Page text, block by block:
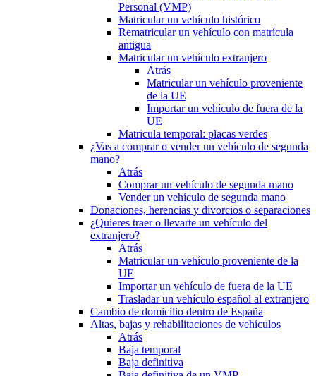
Personal (VMP)
Matricular un vehículo histórico
Rematricular un vehículo con matrícula
antigua
Matricular un vehículo extranjero
Atrás
Matricular un vehículo proveniente
de la UE
Importar un vehículo de fuera de la
UE
Matricula temporal: placas verdes
¿Vas a comprar o vender un vehículo de segunda
mano?
Atrás
Comprar un vehículo de segunda mano
Vender un vehículo de segunda mano
Donaciones, herencias y divorcios o separaciones
¿Quieres traer o llevarte un vehículo del
extranjero?
Atrás
Matricular un vehículo proveniente de la
UE
Importar un vehículo de fuera de la UE
Trasladar un vehículo español al extranjero
Cambio de domicilio dentro de España
Altas, bajas y rehabilitaciones de vehículos
Atrás
Baja temporal
Baja definitiva